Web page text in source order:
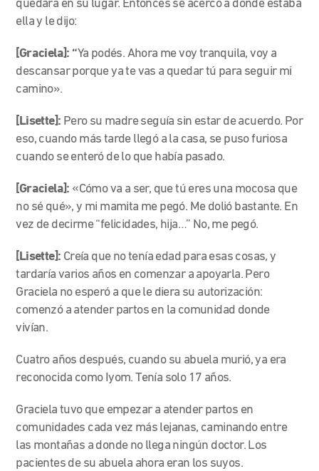
quedara en su lugar. Entonces se acercó a donde estaba
ella y le dijo:
[Graciela]: “Ya podés. Ahora me voy tranquila, voy a
descansar porque ya te vas a quedar tú para seguir mi
camino».
[Lisette]: Pero su madre seguía sin estar de acuerdo. Por
eso, cuando más tarde llegó a la casa, se puso furiosa
cuando se enteró de lo que había pasado.
[Graciela]: «Cómo va a ser, que tú eres una mocosa que
no sé qué», y mi mamita me pegó. Me dolió bastante. En
vez de decirme “felicidades, hija…” No, me pegó.
[Lisette]: Creía que no tenía edad para esas cosas, y
tardaría varios años en comenzar a apoyarla. Pero
Graciela no esperó a que le diera su autorización:
comenzó a atender partos en la comunidad donde
vivían.
Cuatro años después, cuando su abuela murió, ya era
reconocida como Iyom. Tenía solo 17 años.
Graciela tuvo que empezar a atender partos en
comunidades cada vez más lejanas, caminando entre
las montañas a donde no llega ningún doctor. Los
pacientes de su abuela ahora eran los suyos.